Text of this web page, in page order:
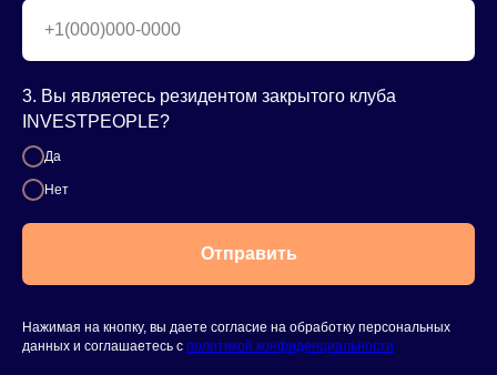
3. Вы являетесь резидентом закрытого клуба
INVESTPEOPLE?
Да
Нет
Отправить
Нажимая на кнопку, вы даете согласие на обработку персональных
данных и соглашаетесь c политикой конфиденциальности